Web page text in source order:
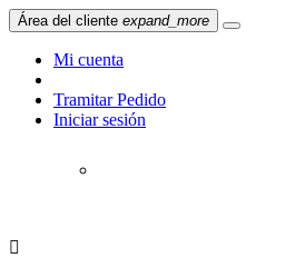
Área del cliente expand_more
Mi cuenta
Tramitar Pedido
Iniciar sesión
